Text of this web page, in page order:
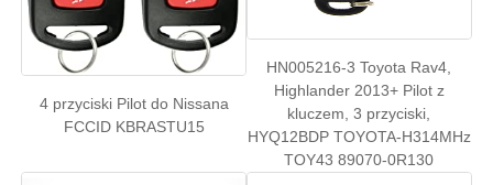
Frez kątowy jednostronny
programista kluczy samochodowych
chip transpondera
4 przyciski Pilot do Nissana
FCCID KBRASTU15
HN005216-3 Toyota Rav4,
Highlander 2013+ Pilot z
kluczem, 3 przyciski,
HYQ12BDP TOYOTA-H314MHz
TOY43 89070-0R130